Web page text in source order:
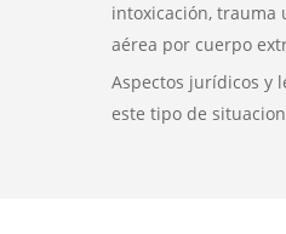
intoxicación, trauma
aérea por cuerpo
Aspectos jurídicos y
este tipo de